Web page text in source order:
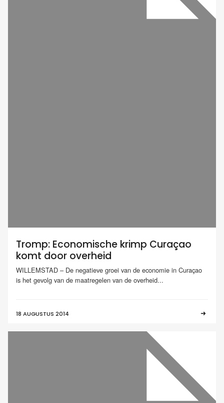
Tromp: Economische krimp Curaçao
komt door overheid
WILLEMSTAD – De negatieve groei van de economie in Curaçao
is het gevolg van de maatregelen van de overheid...
18 AUGUSTUS 2014